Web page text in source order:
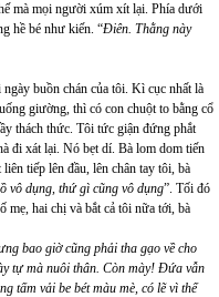
mà mọi người xúm xít lại. Phía dưới
hề bé như kiến. “Điên. Thằng này
buồn chán của tôi. Kì cục nhất là
giường, thì có con chuột to bằng cổ
thách thức. Tôi tức giận đứng phắt
đi xát lại. Nó bẹt dí. Bà lom dom tiến
tiếp lên đầu, lên chân tay tôi, bà
vô dụng, thứ gì cũng vô dụng”. Tối đó
mẹ, hai chị và bắt cả tôi nữa tới, bà
bao giờ cũng phải tha gạo về cho
tự mà nuôi thân. Còn mày! Đứa vẫn
tấm vải be bét màu mè, có lẽ vì thế